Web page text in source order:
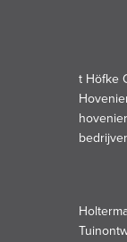
t Höfke